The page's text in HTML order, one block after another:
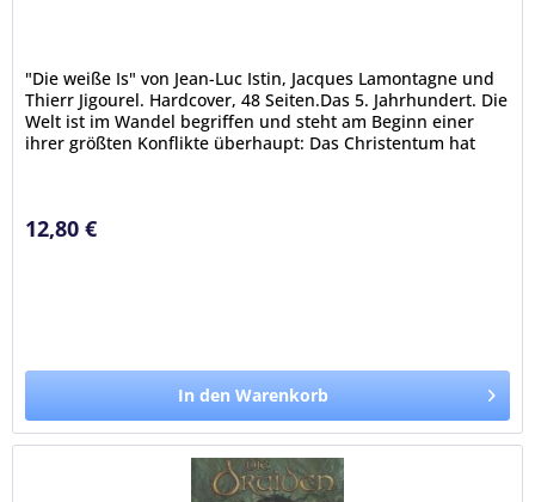
"Die weiße Is" von Jean-Luc Istin, Jacques Lamontagne und
Thierr Jigourel. Hardcover, 48 Seiten.Das 5. Jahrhundert. Die
Welt ist im Wandel begriffen und steht am Beginn einer
ihrer größten Konflikte überhaupt: Das Christentum hat
12,80 €
In den Warenkorb